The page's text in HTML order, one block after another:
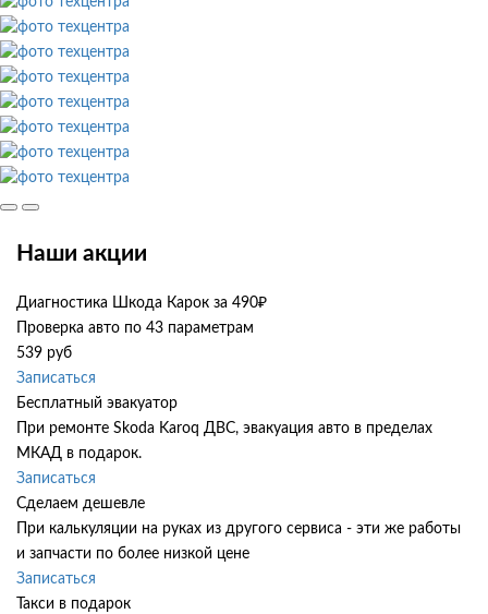
Наши акции
Диагностика Шкода Карок за 490₽
Проверка авто по 43 параметрам
539 руб
Записаться
Бесплатный эвакуатор
При ремонте Skoda Karoq ДВС, эвакуация авто в пределах
МКАД в подарок.
Записаться
Сделаем дешевле
При калькуляции на руках из другого сервиса - эти же работы
и запчасти по более низкой цене
Записаться
Такси в подарок